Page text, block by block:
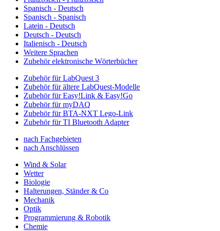
Spanisch - Deutsch
Spanisch - Spanisch
Latein - Deutsch
Deutsch - Deutsch
Italienisch - Deutsch
Weitere Sprachen
Zubehör elektronische Wörterbücher
Zubehör für LabQuest 3
Zubehör für ältere LabQuest-Modelle
Zubehör für Easy!Link & Easy!Go
Zubehör für myDAQ
Zubehör für BTA-NXT Lego-Link
Zubehör für TI Bluetooth Adapter
nach Fachgebieten
nach Anschlüssen
Wind & Solar
Wetter
Biologie
Halterungen, Ständer & Co
Mechanik
Optik
Programmierung & Robotik
Chemie